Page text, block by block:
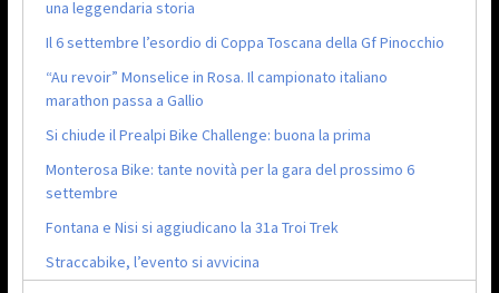
una leggendaria storia
Il 6 settembre l’esordio di Coppa Toscana della Gf Pinocchio
“Au revoir” Monselice in Rosa. Il campionato italiano
marathon passa a Gallio
Si chiude il Prealpi Bike Challenge: buona la prima
Monterosa Bike: tante novità per la gara del prossimo 6
settembre
Fontana e Nisi si aggiudicano la 31a Troi Trek
Straccabike, l’evento si avvicina